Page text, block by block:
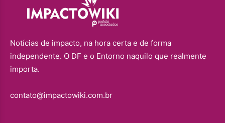
Notícias de impacto, na hora certa e de forma
independente. O DF e o Entorno naquilo que realmente
importa.
contato@impactowiki.com.br